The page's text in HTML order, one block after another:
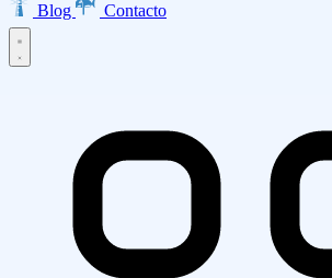
Blog
Contacto
Productos
EMMA · Email Marketing LISA · Encuestas
Servicios